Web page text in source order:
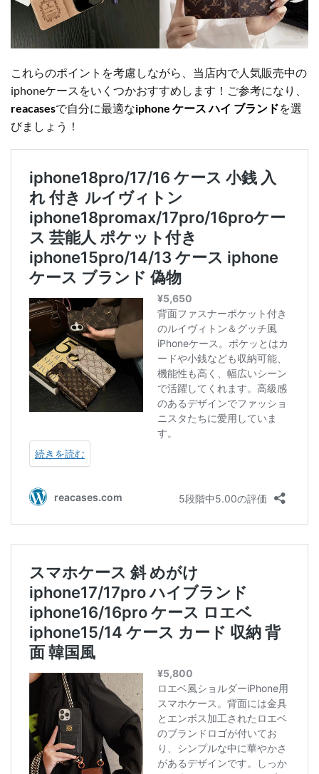
これらのポイントを考慮しながら、当店内で人気販売中の
iphoneケースをいくつかおすすめします！ご参考になり、
reacasesで自分に最適なiphone ケース ハイ ブランドを選
びましょう！